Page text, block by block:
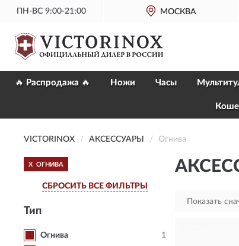
ПН-ВС 9:00-21:00 МОСКВА
🔥 Распродажа 🔥 Ножи Часы
VICTORINOX AКСЕССУАРЫ Огнива
X ОГНИВА
СБРОСИТЬ ВСЕ ФИЛЬТРЫ
Тип
Огнива
1
Показать